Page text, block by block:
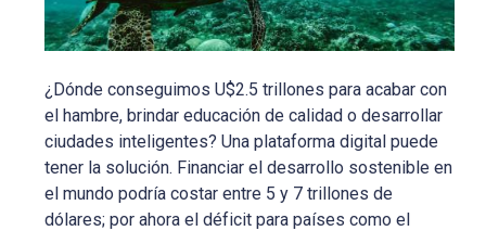
¿Dónde conseguimos U$2.5 trillones para acabar con
el hambre, brindar educación de calidad o desarrollar
ciudades inteligentes? Una plataforma digital puede
tener la solución. Financiar el desarrollo sostenible en
el mundo podría costar entre 5 y 7 trillones de
dólares; por ahora el déficit para países como el